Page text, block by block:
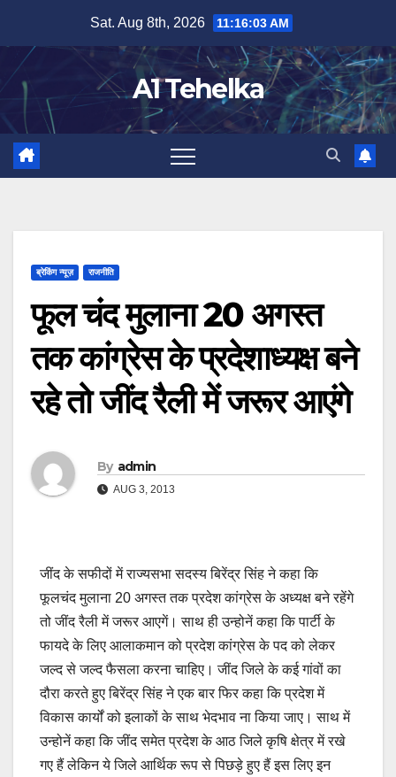
content
Sat. Aug 8th, 2026 11:16:03 AM
A1 Tehelka
ब्रेकिंग न्यूज़ राजनीति
फूल चंद मुलाना 20 अगस्त
तक कांग्रेस के प्रदेशाध्यक्ष बने
रहे तो जींद रैली में जरूर आएंगे
By admin
AUG 3, 2013
जींद के सफीदों में राज्यसभा सदस्य बिरेंद्र सिंह ने कहा कि
फूलचंद मुलाना 20 अगस्त तक प्रदेश कांग्रेस के अध्यक्ष बने रहेंगे
तो जींद रैली में जरूर आएगें। साथ ही उन्होनें कहा कि पार्टी के
फायदे के लिए आलाकमान को प्रदेश कांग्रेस के पद को लेकर
जल्द से जल्द फैसला करना चाहिए। जींद जिले के कई गांवों का
दौरा करते हुए बिरेंद्र सिंह ने एक बार फिर कहा कि प्रदेश में
विकास कार्यों को इलाकों के साथ भेदभाव ना किया जाए। साथ में
उन्होनें कहा कि जींद समेत प्रदेश के आठ जिले कृषि क्षेत्र में रखे
गए हैं लेकिन ये जिले आर्थिक रूप से पिछड़े हुए हैं इस लिए इन